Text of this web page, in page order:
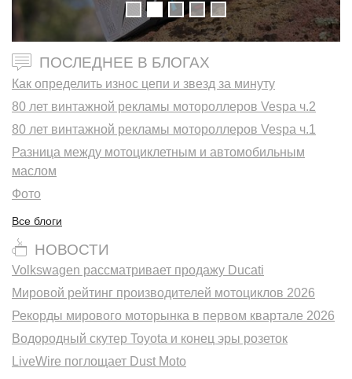
ПОСЛЕДНЕЕ В БЛОГАХ
Как определить износ цепи и звезд за минуту
80 лет винтажной рекламы мотороллеров Vespa ч.2
80 лет винтажной рекламы мотороллеров Vespa ч.1
Разница между мотоциклетным и автомобильным
маслом
Фото
Все блоги
НОВОСТИ
Volkswagen рассматривает продажу Ducati
Мировой рейтинг производителей мотоциклов 2026
Рекорды мирового моторынка в первом квартале 2026
Водородный скутер Toyota и конец эры розеток
LiveWire поглощает Dust Moto